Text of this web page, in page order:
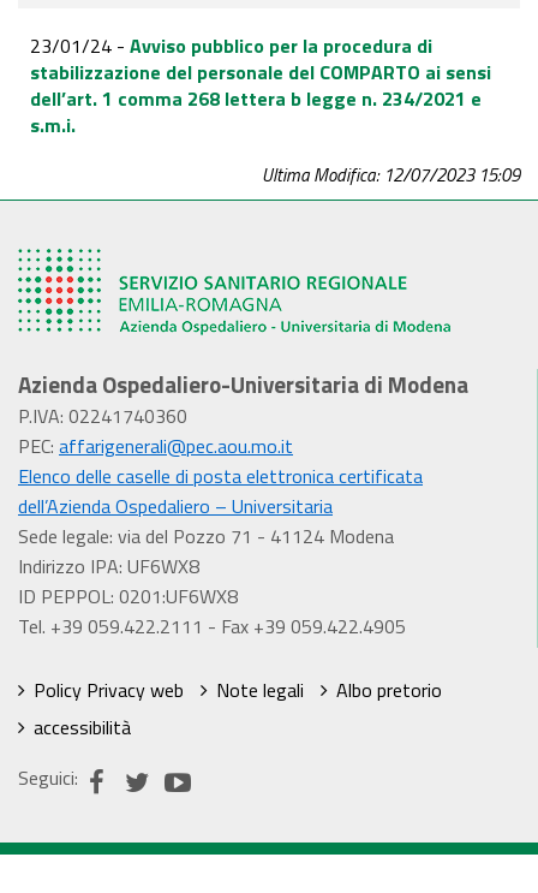
23/01/24 - Avviso pubblico per la procedura di
stabilizzazione del personale del COMPARTO ai sensi
dell’art. 1 comma 268 lettera b legge n. 234/2021 e
s.m.i.
Ultima Modifica: 12/07/2023 15:09
Azienda Ospedaliero-Universitaria di Modena
P.IVA: 02241740360
PEC: affarigenerali@pec.aou.mo.it
Elenco delle caselle di posta elettronica certificata
dell’Azienda Ospedaliero – Universitaria
Sede legale: via del Pozzo 71 - 41124 Modena
Indirizzo IPA: UF6WX8
ID PEPPOL: 0201:UF6WX8
Tel. +39 059.422.2111 - Fax +39 059.422.4905
Policy Privacy web Note legali
Albo pretorio
accessibilità
Seguici: